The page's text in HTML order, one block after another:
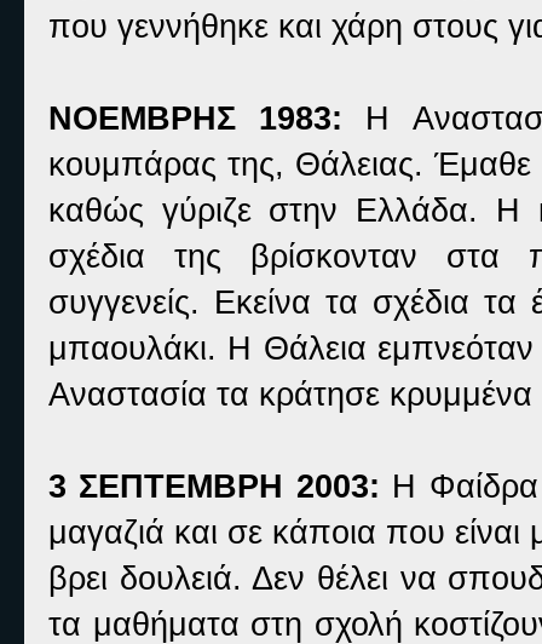
που γεννήθηκε και χάρη στους
ΝΟΕΜΒΡΗΣ 1983: Η
κουμπάρας της, Θάλειας.
καθώς γύριζε στην Ελλάδα. Η
σχέδια της βρίσκονταν
συγγενείς. Εκείνα τα σχέδια
μπαουλάκι. Η Θάλεια εμπνεόταν
Αναστασία τα κράτησε κρυμμένα
3 ΣΕΠΤΕΜΒΡΗ 2003: Η Φαίδρα
μαγαζιά και σε κάποια που
βρει δουλειά. Δεν θέλει να
τα μαθήματα στη σχολή